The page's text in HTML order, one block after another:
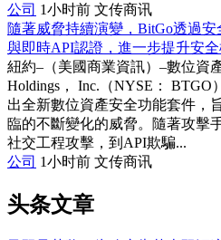
公司 1小时前 文传商讯
隨著威脅持續演變，BitGo透過
與即時API認證，進一步提升安
紐約–（美國商業資訊）–數位資
Holdings， Inc.（NYSE： BTGO
出全新數位資產安全功能套件，
臨的不斷變化的威脅。隨著攻擊
社交工程攻擊，到API欺騙...
公司 1小时前 文传商讯
头条文章